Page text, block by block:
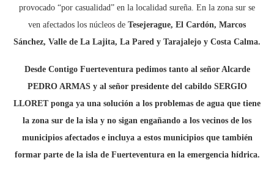
provocado “por casualidad” en la localidad sureña. En la zona sur se
ven afectados los núcleos de Tesejerague, El Cardón, Marcos
Sánchez, Valle de La Lajita, La Pared y Tarajalejo y Costa Calma.
Desde Contigo Fuerteventura pedimos tanto al señor Alcarde
PEDRO ARMAS y al señor presidente del cabildo SERGIO
LLORET ponga ya una solución a los problemas de agua que tiene
la zona sur de la isla y no sigan engañando a los vecinos de los
municipios afectados e incluya a estos municipios que también
formar parte de la isla de Fuerteventura en la emergencia hídrica.